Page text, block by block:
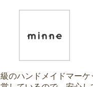
のハンドメイドマーケ